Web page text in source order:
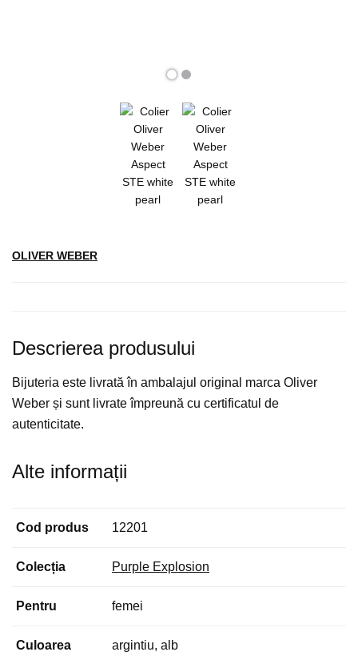
OLIVER WEBER
Descrierea produsului
Bijuteria este livrată în ambalajul original marca Oliver
Weber și sunt livrate împreună cu certificatul de
autenticitate.
Alte informații
Cod produs 12201
Colecția Purple Explosion
Pentru femei
Culoarea argintiu, alb